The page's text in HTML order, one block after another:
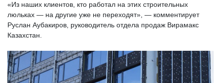
«Из наших клиентов, кто работал на этих строительных
люльках — на другие уже не переходят», — комментирует
Руслан Аубакиров, руководитель отдела продаж Вирамакс
Казахстан.